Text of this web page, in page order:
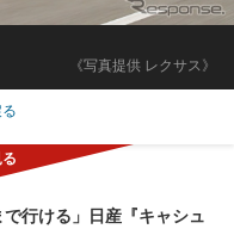
《写真提供 レクサス》
で行ける」日産『キャシュ